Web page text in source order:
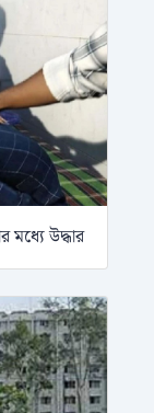
মধ্যে উদ্ধার